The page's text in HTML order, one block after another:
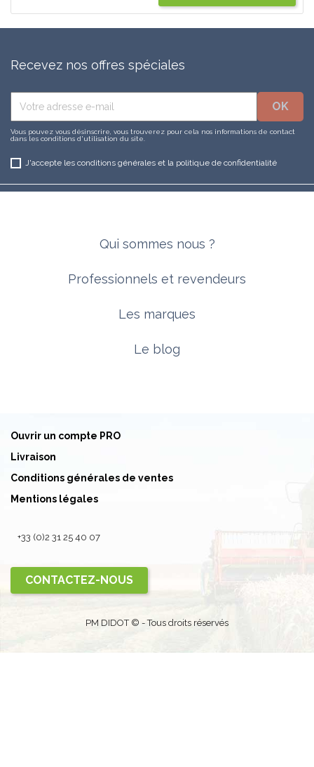
Recevez nos offres spéciales
Vous pouvez vous désinscrire, vous trouverez pour cela nos informations de contact
dans les conditions d'utilisation du site.
J'accepte les conditions générales et la politique de confidentialité
Qui sommes nous ?
Professionnels et revendeurs
Les marques
Le blog
Ouvrir un compte PRO
Livraison
Conditions générales de ventes
Mentions légales
+33 (0)2 31 25 40 07
CONTACTEZ-NOUS
PM DIDOT © - Tous droits réservés